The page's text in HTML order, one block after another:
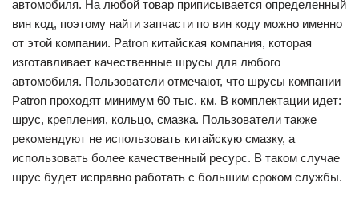
автомобиля. На любой товар приписывается определенный
вин код, поэтому найти запчасти по вин коду можно именно
от этой компании. Patron китайская компания, которая
изготавливает качественные шрусы для любого
автомобиля. Пользователи отмечают, что шрусы компании
Patron проходят минимум 60 тыс. км. В комплектации идет:
шрус, крепления, кольцо, смазка. Пользователи также
рекомендуют не использовать китайскую смазку, а
использовать более качественный ресурс. В таком случае
шрус будет исправно работать с большим сроком службы.